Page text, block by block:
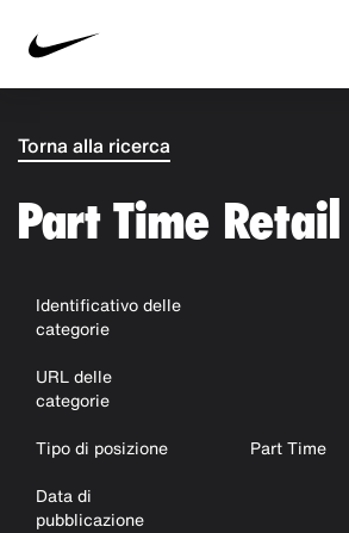
Torna alla ricerca
Part Time
Identificativo delle
categorie
URL delle
categorie
Tipo di posizione
Part Time
Data di
pubblicazione